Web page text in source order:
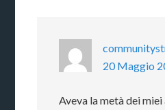
20 Maggio
Aveva la metà dei miei